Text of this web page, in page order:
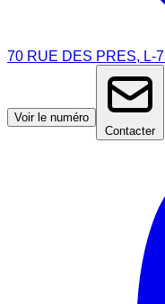
70 RUE DES PRES, L-
Voir le numéro
Contacter